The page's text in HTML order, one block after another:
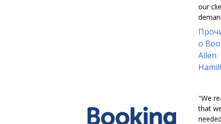
our
о
Allen
"We
that